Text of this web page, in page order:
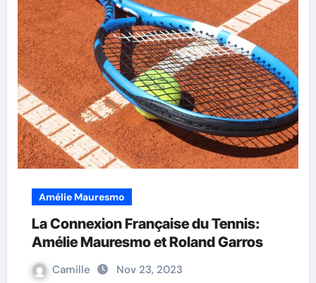
Amélie Mauresmo
La Connexion Française du Tennis:
Amélie Mauresmo et Roland Garros
Camille Nov 23, 2023